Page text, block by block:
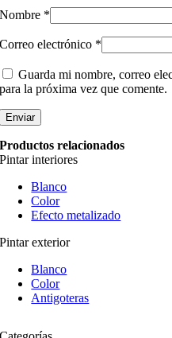
Nombre *
Correo electrónico *
Guarda mi nombre, correo
para la próxima vez que comente.
Productos relacionados
Pintar interiores
Blanco
Color
Efecto metalizado
Pintar exterior
Blanco
Color
Antigoteras